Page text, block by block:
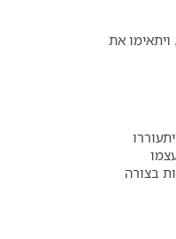
ויתאימו את
בצורה